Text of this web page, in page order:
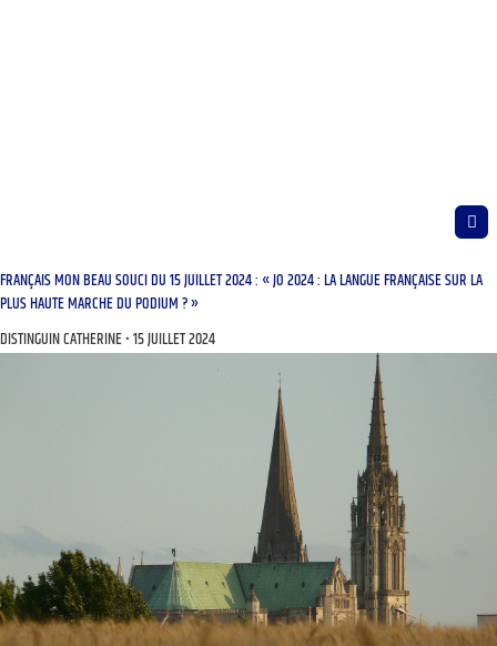
FRANÇAIS MON BEAU SOUCI DU 15 JUILLET 2024 : « JO 2024 : LA LANGUE FRANÇAISE SUR LA
PLUS HAUTE MARCHE DU PODIUM ? »
DISTINGUIN CATHERINE 15 JUILLET 2024